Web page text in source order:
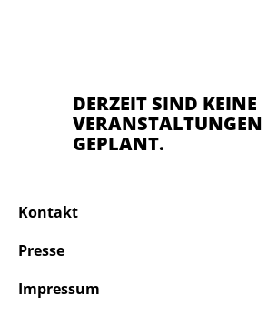
DERZEIT SIND KEINE
VERANSTALTUNGEN
GEPLANT.
Kontakt
Presse
Impressum